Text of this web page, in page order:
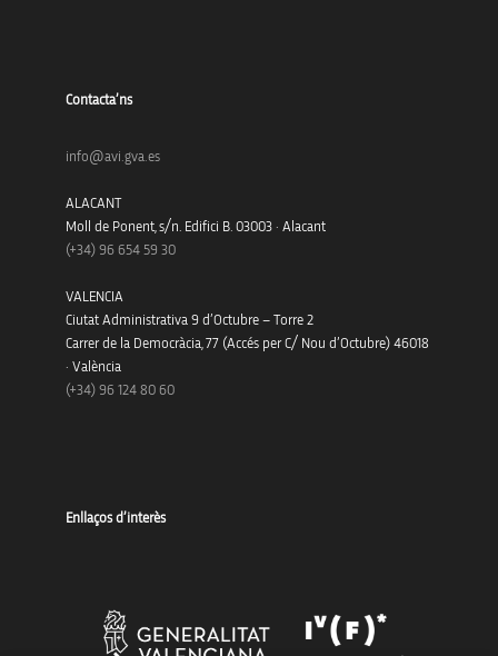
Contacta’ns
info@avi.gva.es
ALACANT
Moll de Ponent, s/n. Edifici B. 03003 · Alacant
(+34) 96 654 59 30
VALENCIA
Ciutat Administrativa 9 d’Octubre – Torre 2
Carrer de la Democràcia, 77 (Accés per C/ Nou d’Octubre) 46018
· València
(+34) 96 124 80 60
Enllaços d’interès